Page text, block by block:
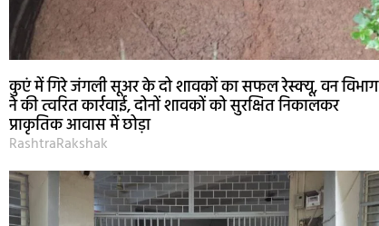
कुएं में गिरे जंगली सूअर के दो शावकों का सफल रेस्क्यू, वन विभाग
ने की त्वरित कार्रवाई, दोनों शावकों को सुरक्षित निकालकर
प्राकृतिक आवास में छोड़ा
RashtraRakshak